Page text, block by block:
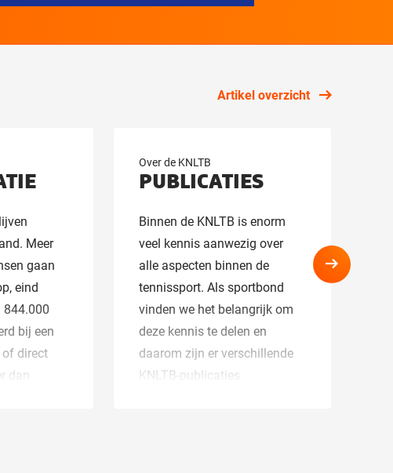
Artikel overzicht
Meer
gaan
eind
bij een
of direct
dan
Over de KNLTB
PUBLICATIES
Binnen de KNLTB is enorm
veel kennis aanwezig over
alle aspecten binnen de
tennissport. Als sportbond
vinden we het belangrijk om
deze kennis te delen en
daarom zijn er verschillende
KNLTB-publicaties
next